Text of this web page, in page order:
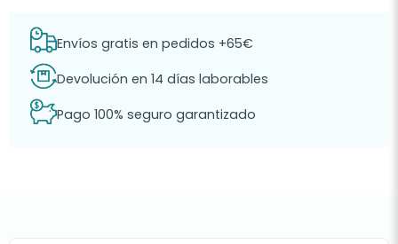
Envíos gratis en pedidos +65€
Devolución en 14 días laborables
Pago 100% seguro garantizado